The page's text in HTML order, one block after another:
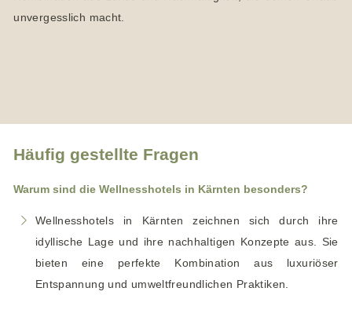
unvergesslich macht.
Häufig gestellte Fragen
Warum sind die Wellnesshotels in Kärnten besonders?
Wellnesshotels in Kärnten zeichnen sich durch ihre
idyllische Lage und ihre nachhaltigen Konzepte aus. Sie
bieten eine perfekte Kombination aus luxuriöser
Entspannung und umweltfreundlichen Praktiken.